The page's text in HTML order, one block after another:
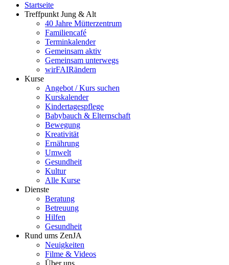
Startseite
Treffpunkt Jung & Alt
40 Jahre Mütterzentrum
Familiencafé
Terminkalender
Gemeinsam aktiv
Gemeinsam unterwegs
wirFAIRändern
Kurse
Angebot / Kurs suchen
Kurskalender
Kindertagespflege
Babybauch & Elternschaft
Bewegung
Kreativität
Ernährung
Umwelt
Gesundheit
Kultur
Alle Kurse
Dienste
Beratung
Betreuung
Hilfen
Gesundheit
Rund ums ZenJA
Neuigkeiten
Filme & Videos